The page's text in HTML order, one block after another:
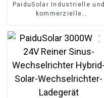
PaiduSolar Industrielle und
kommerzielle
Energiespeichercontainer